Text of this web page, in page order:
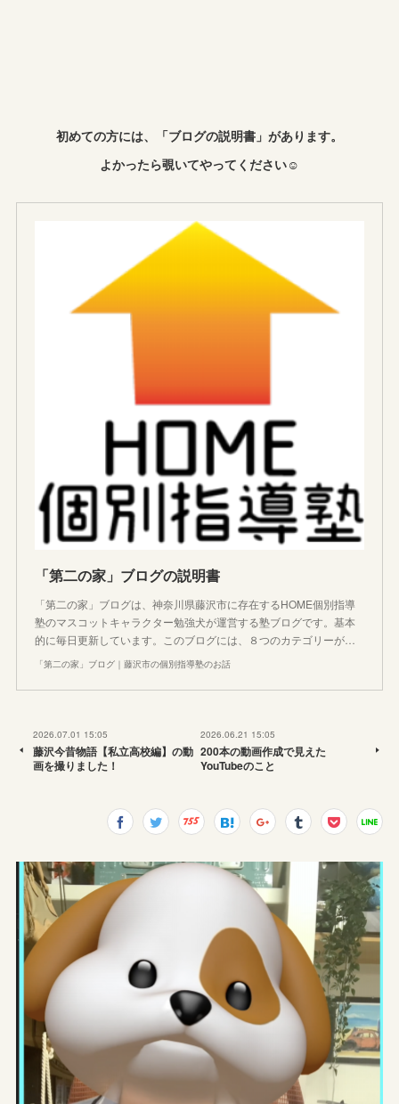
初めての方には、「ブログの説明書」があります。
よかったら覗いてやってください☺︎
「第二の家」ブログの説明書
「第二の家」ブログは、神奈川県藤沢市に存在するHOME個別指導
塾のマスコットキャラクター勉強犬が運営する塾ブログです。基本
的に毎日更新しています。このブログには、８つのカテゴリーが…
「第二の家」ブログ｜藤沢市の個別指導塾のお話
2026.07.01 15:05
藤沢今昔物語【私立高校編】の動
画を撮りました！
2026.06.21 15:05
200本の動画作成で見えた
YouTubeのこと